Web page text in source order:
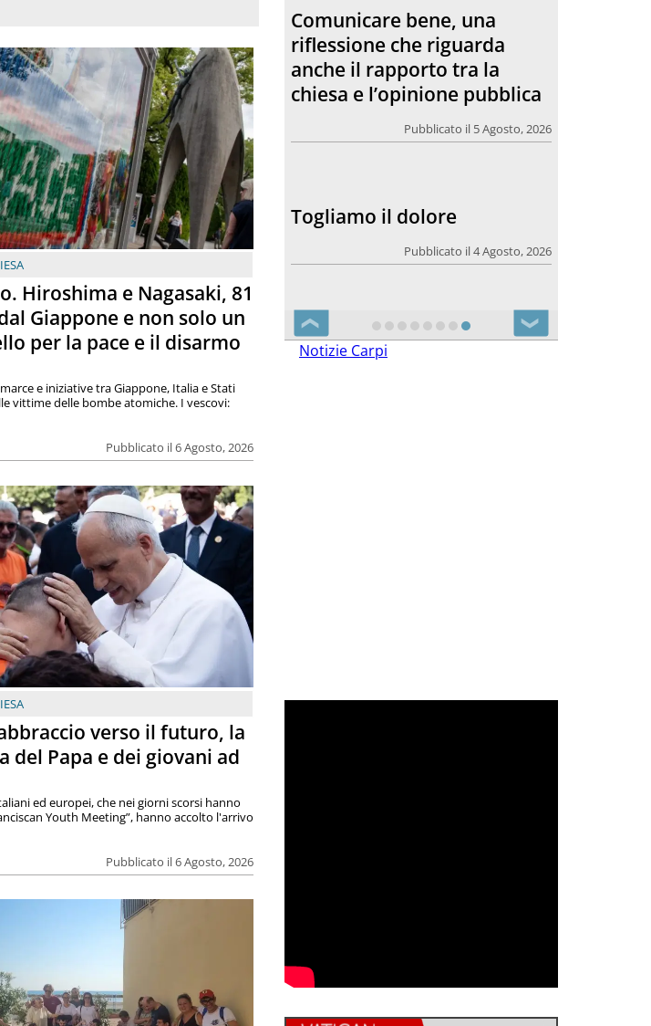
Hiroshima e Nagasaki, 81
Giappone e non solo un
per la pace e il disarmo
Pubblicato il 6 Agosto, 2026
e iniziative tra Giappone, Italia e Stati
vittime delle bombe atomiche. I vescovi:
verso il futuro, la
del Papa e dei giovani ad
Pubblicato il 6 Agosto, 2026
ed europei, che nei giorni scorsi hanno
Youth Meeting”, hanno accolto l'arrivo
Comunicare bene, una
riflessione che riguarda
anche il rapporto tra la
chiesa e l’opinione pubblica
Pubblicato il 5 Agosto, 2026
Togliamo il dolore
Pubblicato il 4 Agosto, 2026
❮ ❯
Notizie Carpi